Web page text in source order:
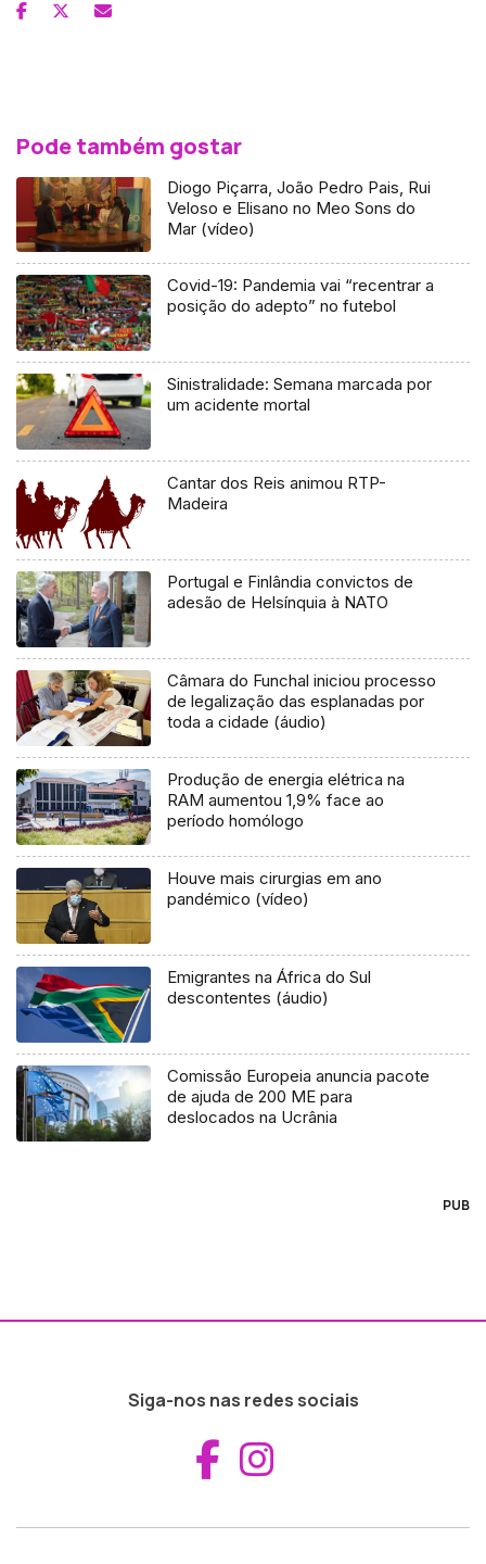
Pode também gostar
Diogo Piçarra, João Pedro Pais, Rui
Veloso e Elisano no Meo Sons do
Mar (vídeo)
Covid-19: Pandemia vai “recentrar a
posição do adepto” no futebol
Sinistralidade: Semana marcada por
um acidente mortal
Cantar dos Reis animou RTP-
Madeira
Portugal e Finlândia convictos de
adesão de Helsínquia à NATO
Câmara do Funchal iniciou processo
de legalização das esplanadas por
toda a cidade (áudio)
Produção de energia elétrica na
RAM aumentou 1,9% face ao
período homólogo
Houve mais cirurgias em ano
pandémico (vídeo)
Emigrantes na África do Sul
descontentes (áudio)
Comissão Europeia anuncia pacote
de ajuda de 200 ME para
deslocados na Ucrânia
PUB
Siga-nos nas redes sociais
Aceder ao